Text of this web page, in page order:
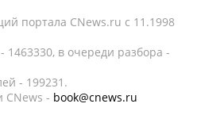
портала CNews.ru c 11.1998
в очереди разбора -
- 199231.
CNews - book@cnews.ru